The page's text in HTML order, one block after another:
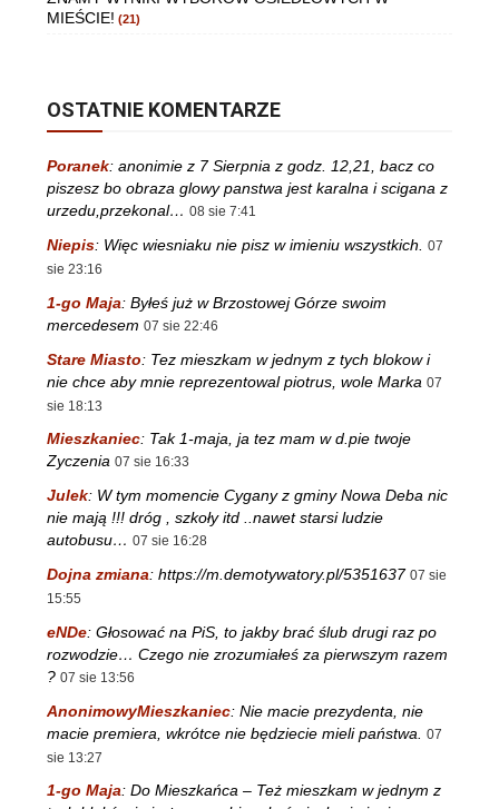
MIEŚCIE! (21)
OSTATNIE KOMENTARZE
Poranek: anonimie z 7 Sierpnia z godz. 12,21, bacz co
piszesz bo obraza glowy panstwa jest karalna i scigana z
urzedu,przekonal… 08 sie 7:41
Niepis: Więc wiesniaku nie pisz w imieniu wszystkich.
07
sie 23:16
1-go Maja: Byłeś już w Brzostowej Górze swoim
mercedesem 07 sie 22:46
Stare Miasto: Tez mieszkam w jednym z tych blokow i
nie chce aby mnie reprezentowal piotrus, wole Marka 07
sie 18:13
Mieszkaniec: Tak 1-maja, ja tez mam w d.pie twoje
Zyczenia 07 sie 16:33
Julek: W tym momencie Cygany z gminy Nowa Deba nic
nie mają !!! dróg , szkoły itd ..nawet starsi ludzie
autobusu… 07 sie 16:28
Dojna zmiana: https://m.demotywatory.pl/5351637 07 sie
15:55
eNDe: Głosować na PiS, to jakby brać ślub drugi raz po
rozwodzie… Czego nie zrozumiałeś za pierwszym razem
? 07 sie 13:56
AnonimowyMieszkaniec: Nie macie prezydenta, nie
macie premiera, wkrótce nie będziecie mieli państwa.
07
sie 13:27
1-go Maja: Do Mieszkańca – Też mieszkam w jednym z